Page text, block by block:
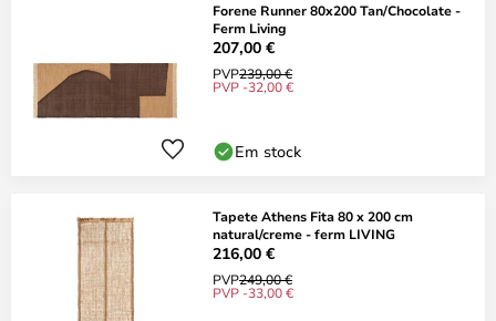
Forene Runner 80x200 Tan/Chocolate -
Ferm Living
207,00 €
PVP239,00 €
PVP -32,00 €
Em stock
Tapete Athens Fita 80 x 200 cm
natural/creme - ferm LIVING
216,00 €
PVP249,00 €
PVP -33,00 €